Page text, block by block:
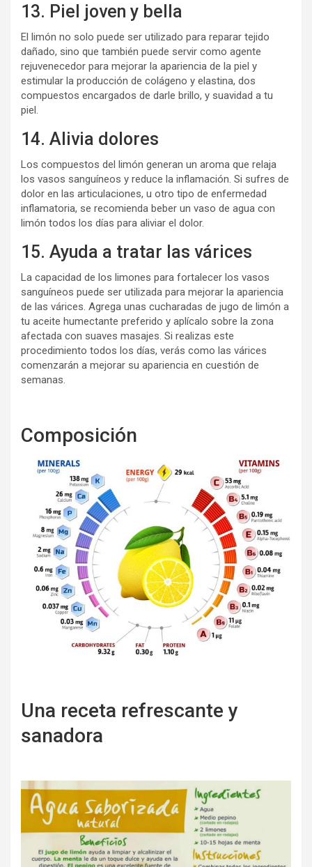
13. Piel joven y bella
El limón no solo puede ser utilizado para reparar tejido
dañado, sino que también puede servir como agente
rejuvenecedor para mejorar la apariencia de la piel y
estimular la producción de colágeno y elastina, dos
compuestos encargados de darle brillo, y suavidad a tu
piel.
14. Alivia dolores
Los compuestos del limón generan un aroma que relaja
los vasos sanguíneos y reduce la inflamación. Si sufres de
dolor en las articulaciones, u otro tipo de enfermedad
inflamatoria, se recomienda beber un vaso de agua con
limón todos los días para aliviar el dolor.
15. Ayuda a tratar las várices
La capacidad de los limones para fortalecer los vasos
sanguíneos puede ser utilizada para mejorar la apariencia
de las várices. Agrega unas cucharadas de jugo de limón a
tu aceite humectante preferido y aplícalo sobre la zona
afectada con suaves masajes. Si realizas este
procedimiento todos los días, verás como las várices
comenzarán a mejorar su apariencia en cuestión de
semanas.
Composición
Una receta refrescante y
sanadora